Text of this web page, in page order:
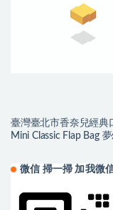
臺灣臺北市香奈兒經典
Mini Classic Flap Bag
微信 掃一掃 加我微